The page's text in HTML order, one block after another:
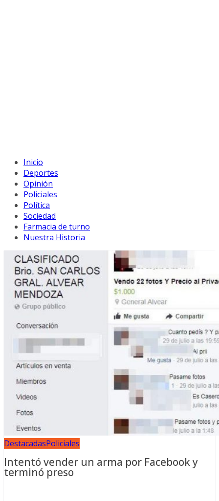
Inicio
Deportes
Opinión
Policiales
Política
Sociedad
Farmacia de turno
Nuestra Historia
DestacadasPoliciales
Intentó vender un arma por Facebook y
terminó preso